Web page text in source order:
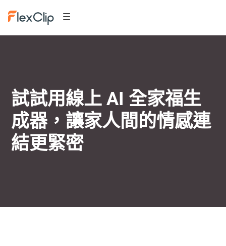
試試用線上 AI 全家福生
成器，讓家人間的情感連
結更緊密